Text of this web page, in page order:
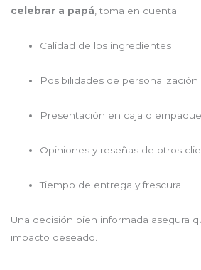
celebrar a papá , toma en cuenta:
Calidad de los ingredientes
Posibilidades de personalización
Presentación en caja o empaque
Opiniones y reseñas de otros
Tiempo de entrega y frescura
Una decisión bien informada asegura
impacto deseado.